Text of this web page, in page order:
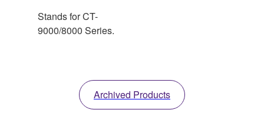
Stands for CT-
9000/8000 Series.
Archived Products